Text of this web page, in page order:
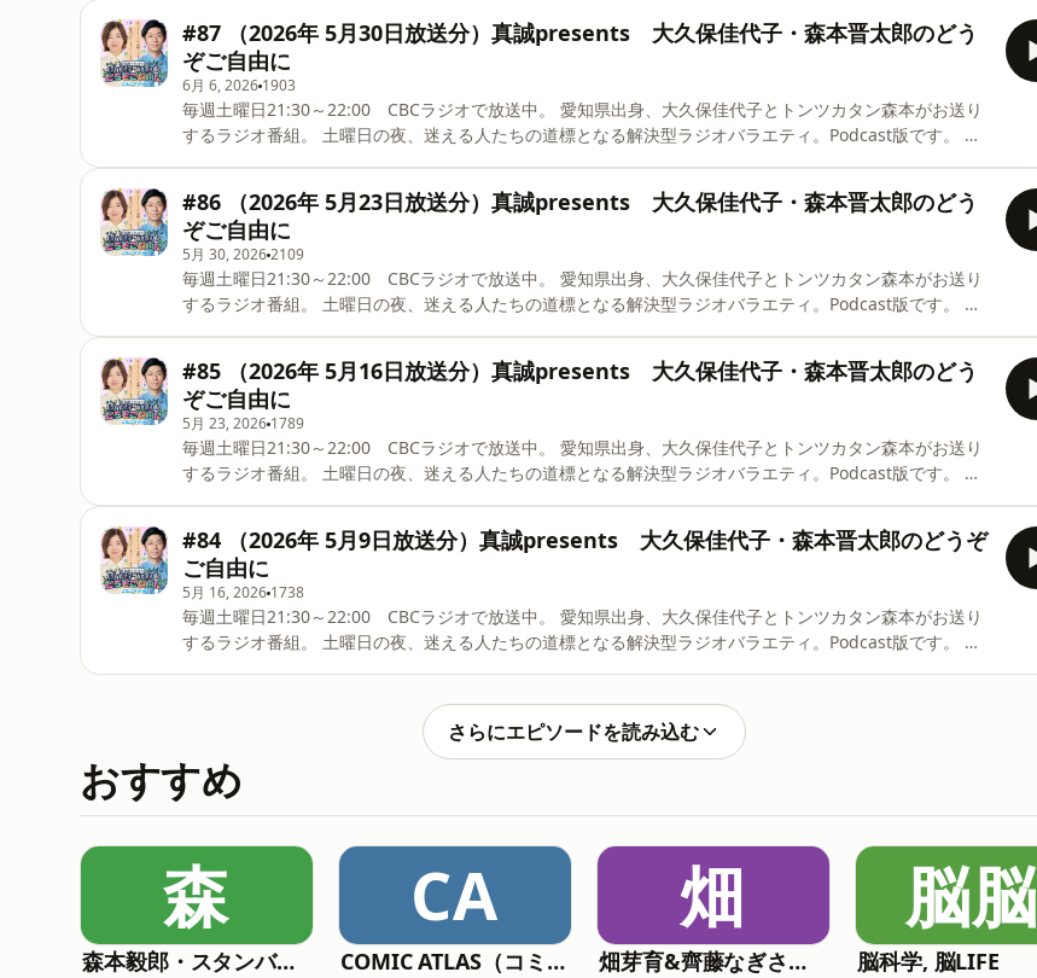
#87 （2026年 5月30日放送分）真誠presents 大久保佳代子・森本晋太郎のどう
ぞご自由に
6月 6, 2026 1903
毎週土曜日21:30～22:00 CBCラジオで放送中。 愛知県出身、大久保佳代子とトンツカタン森本がお送り
するラジオ番組。 土曜日の夜、迷える人たちの道標となる解決型ラジオバラエティ。Podcast版です。 メ
#86 （2026年 5月23日放送分）真誠presents 大久保佳代子・森本晋太郎のどう
ぞご自由に
5月 30, 20262109
毎週土曜日21:30～22:00 CBCラジオで放送中。 愛知県出身、大久保佳代子とトンツカタン森本がお送り
するラジオ番組。 土曜日の夜、迷える人たちの道標となる解決型ラジオバラエティ。Podcast版です。 メ
#85 （2026年 5月16日放送分）真誠presents 大久保佳代子・森本晋太郎のどう
ぞご自由に
5月 23, 2026 1789
毎週土曜日21:30～22:00 CBCラジオで放送中。 愛知県出身、大久保佳代子とトンツカタン森本がお送り
するラジオ番組。 土曜日の夜、迷える人たちの道標となる解決型ラジオバラエティ。Podcast版です。 メ
#84 （2026年 5月9日放送分）真誠presents 大久保佳代子・森本晋太郎のどうぞ
ご自由に
5月 16, 2026 1738
毎週土曜日21:30～22:00 CBCラジオで放送中。 愛知県出身、大久保佳代子とトンツカタン森本がお送り
するラジオ番組。 土曜日の夜、迷える人たちの道標となる解決型ラジオバラエティ。Podcast版です。 メ
さらにエピソードを読み込む
おすすめ
森
森本毅郎・スタンバイ！
CA
COMIC ATLAS（コミックアトラス）| 漫画podcast
畑
畑芽育&齊藤なぎさ「オフはこんな感じ」
脳脳
脳科学, 脳LIFE